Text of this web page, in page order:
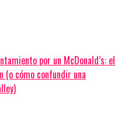
por un McDonald’s: el
(o cómo confundir una